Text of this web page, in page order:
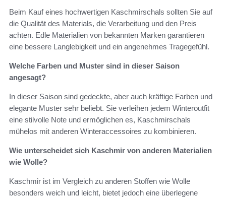
Beim Kauf eines hochwertigen Kaschmirschals sollten Sie auf
die Qualität des Materials, die Verarbeitung und den Preis
achten. Edle Materialien von bekannten Marken garantieren
eine bessere Langlebigkeit und ein angenehmes Tragegefühl.
Welche Farben und Muster sind in dieser Saison
angesagt?
In dieser Saison sind gedeckte, aber auch kräftige Farben und
elegante Muster sehr beliebt. Sie verleihen jedem Winteroutfit
eine stilvolle Note und ermöglichen es, Kaschmirschals
mühelos mit anderen Winteraccessoires zu kombinieren.
Wie unterscheidet sich Kaschmir von anderen Materialien
wie Wolle?
Kaschmir ist im Vergleich zu anderen Stoffen wie Wolle
besonders weich und leicht, bietet jedoch eine überlegene